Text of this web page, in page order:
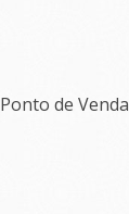
Ponto de Venda